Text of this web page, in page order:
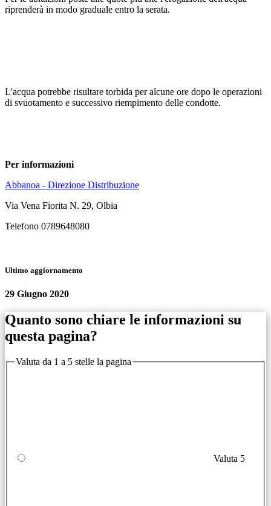
riprenderà in modo graduale entro la serata.
L'acqua potrebbe risultare torbida per alcune ore dopo le operazioni
di svuotamento e successivo riempimento delle condotte.
Per informazioni
Abbanoa - Direzione Distribuzione
Via Vena Fiorita N. 29, Olbia
Telefono 0789648080
Ultimo aggiornamento
29 Giugno 2020
Quanto sono chiare le informazioni su
questa pagina?
Valuta da 1 a 5 stelle la pagina
Valuta 5